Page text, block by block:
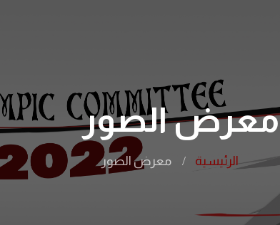
معرض الصور
الرئيسية معرض الصور